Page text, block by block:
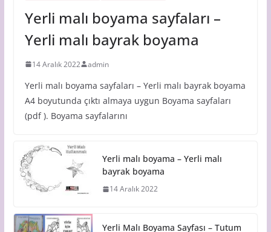
Yerli malı boyama sayfaları –
Yerli malı bayrak boyama
14 Aralık 2022 admin
Yerli malı boyama sayfaları – Yerli malı bayrak boyama
A4 boyutunda çıktı almaya uygun Boyama sayfaları
(pdf ). Boyama sayfalarını
Yerli malı boyama – Yerli malı
bayrak boyama
14 Aralık 2022
Yerli Malı Boyama Sayfası – Tutum